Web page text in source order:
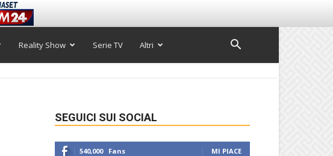
Reality Show Serie TV Altri
SEGUICI SUI SOCIAL
540,000 Fans MI PIACE